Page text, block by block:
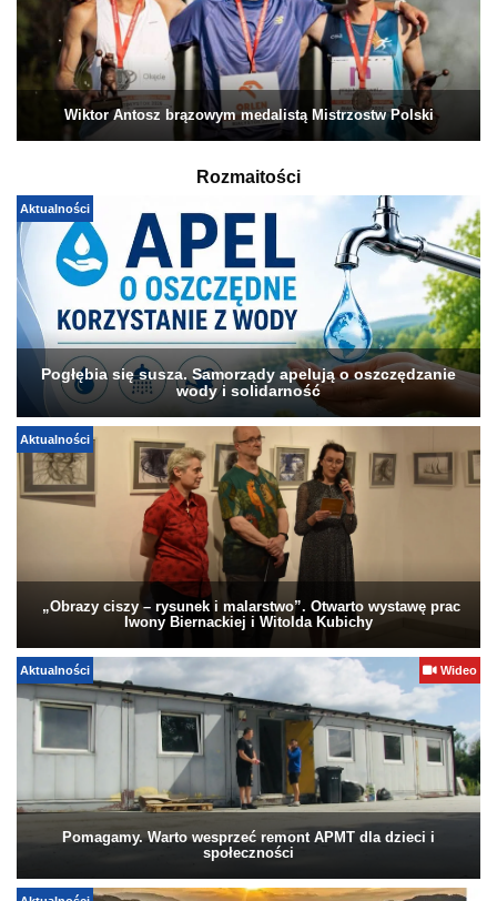
Wiktor Antosz brązowym medalistą Mistrzostw Polski
Rozmaitości
Aktualności
Pogłębia się susza. Samorządy apelują o oszczędzanie
wody i solidarność
Aktualności
„Obrazy ciszy – rysunek i malarstwo”. Otwarto wystawę prac
Iwony Biernackiej i Witolda Kubichy
Aktualności Wideo
Pomagamy. Warto wesprzeć remont APMT dla dzieci i
społeczności